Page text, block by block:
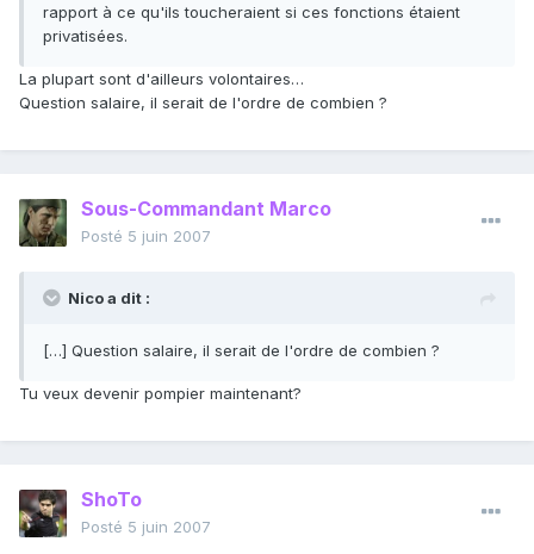
rapport à ce qu'ils toucheraient si ces fonctions étaient
privatisées.
La plupart sont d'ailleurs volontaires…
Question salaire, il serait de l'ordre de combien ?
Sous-Commandant Marco
Posté 5 juin 2007
Nico a dit :
[…] Question salaire, il serait de l'ordre de combien ?
Tu veux devenir pompier maintenant?
ShoTo
Posté 5 juin 2007